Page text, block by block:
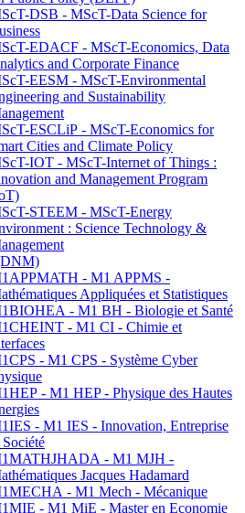
DSB - MScT-Data Science for
EDACF - MScT-Economics, Data
and Corporate Finance
EESM - MScT-Environmental
and Sustainability
ESCLiP - MScT-Economics for
Cities and Climate Policy
IOT - MScT-Internet of Things :
and Management Program
STEEM - MScT-Energy
: Science Technology &
- M1 APPMS -
Appliquées et Statistiques
- M1 BH - Biologie et Santé
- M1 CI - Chimie et
- M1 CPS - Système Cyber
- M1 HEP - Physique des Hautes
- M1 IES - Innovation, Entreprise
Société
- M1 MJH -
Jacques Hadamard
- M1 Mech - Mécanique
- M1 MiE - Master en Economie